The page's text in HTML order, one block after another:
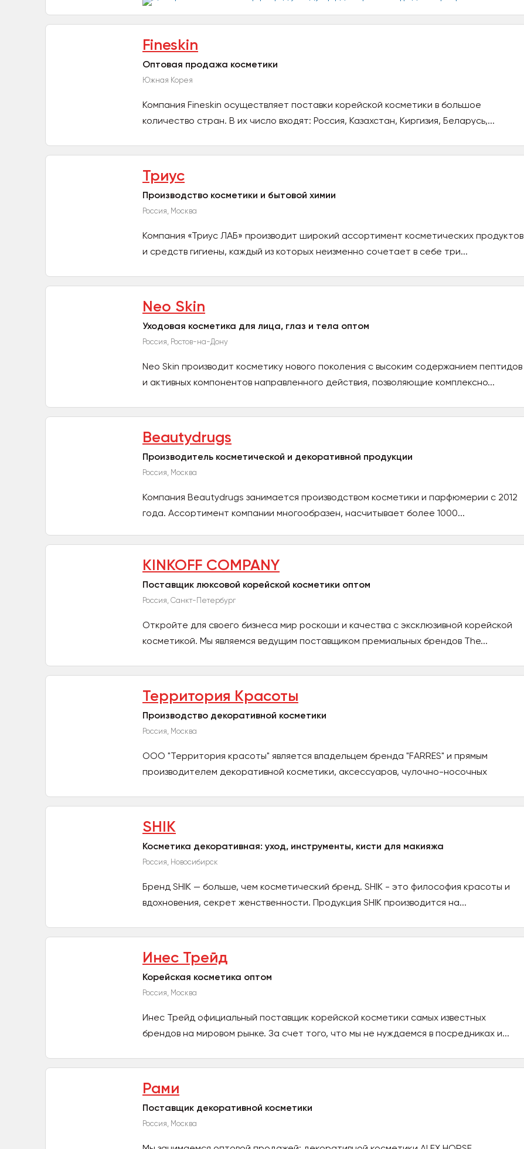
Fineskin
Оптовая продажа косметики
Южная Корея
Компания Fineskin осуществляет поставки корейской косметики в большое
количество стран. В их число входят: Россия, Казахстан, Киргизия, Беларусь,...
Триус
Производство косметики и бытовой химии
Россия, Москва
Компания «Триус ЛАБ» производит широкий ассортимент косметических продуктов
и средств гигиены, каждый из которых неизменно сочетает в себе три...
Neo Skin
Уходовая косметика для лица, глаз и тела оптом
Россия, Ростов-на-Дону
Neo Skin производит косметику нового поколения с высоким содержанием пептидов
и активных компонентов направленного действия, позволяющие комплексно...
Beautydrugs
Производитель косметической и декоративной продукции
Россия, Москва
Компания Beautydrugs занимается производством косметики и парфюмерии с 2012
года. Ассортимент компании многообразен, насчитывает более 1000...
KINKOFF COMPANY
Поставщик люксовой корейской косметики оптом
Россия, Санкт-Петербург
Откройте для своего бизнеса мир роскоши и качества с эксклюзивной корейской
косметикой. Мы являемся ведущим поставщиком премиальных брендов The...
Территория Красоты
Производство декоративной косметики
Россия, Москва
ООО "Территория красоты" является владельцем бренда "FARRES" и прямым
производителем декоративной косметики, аксессуаров, чулочно-носочных
SHIK
Косметика декоративная: уход, инструменты, кисти для макияжа
Россия, Новосибирск
Бренд SHIK — больше, чем косметический бренд. SHIK - это философия красоты и
вдохновения, секрет женственности. Продукция SHIK производится на...
Инес Трейд
Корейская косметика оптом
Россия, Москва
Инес Трейд официальный поставщик корейской косметики самых известных
брендов на мировом рынке. За счет того, что мы не нуждаемся в посредниках и...
Рами
Поставщик декоративной косметики
Россия, Москва